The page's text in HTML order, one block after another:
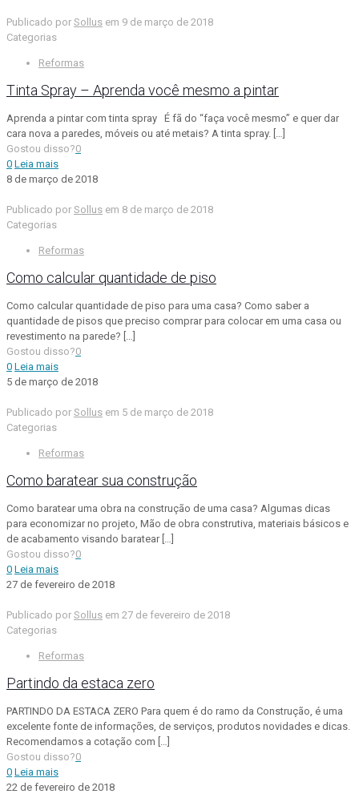
Publicado por Sollus em 9 de março de 2018
Categorias
Reformas
Tinta Spray – Aprenda você mesmo a pintar
Aprenda a pintar com tinta spray É fã do “faça você mesmo” e quer dar
cara nova a paredes, móveis ou até metais? A tinta spray. […]
Gostou disso?0
0 Leia mais
8 de março de 2018
Publicado por Sollus em 8 de março de 2018
Categorias
Reformas
Como calcular quantidade de piso
Como calcular quantidade de piso para uma casa? Como saber a
quantidade de pisos que preciso comprar para colocar em uma casa ou
revestimento na parede? […]
Gostou disso?0
0 Leia mais
5 de março de 2018
Publicado por Sollus em 5 de março de 2018
Categorias
Reformas
Como baratear sua construção
Como baratear uma obra na construção de uma casa? Algumas dicas
para economizar no projeto, Mão de obra construtiva, materiais básicos e
de acabamento visando baratear[…]
Gostou disso?0
0 Leia mais
27 de fevereiro de 2018
Publicado por Sollus em 27 de fevereiro de 2018
Categorias
Reformas
Partindo da estaca zero
PARTINDO DA ESTACA ZERO Para quem é do ramo da Construção, é uma
excelente fonte de informações, de serviços, produtos novidades e dicas.
Recomendamos a cotação com
Gostou disso?0
0 Leia mais
22 de fevereiro de 2018